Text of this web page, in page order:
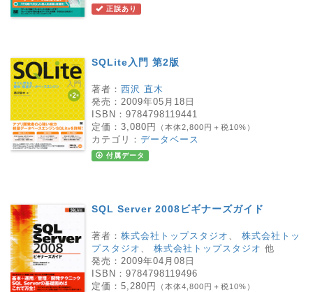
正誤あり
SQLite入門 第2版
著者： 西沢 直木
発売： 2009年05月18日
ISBN： 9784798119441
定価： 3,080円 （本体2,800円＋税10%）
カテゴリ： データベース
付属データ
SQL Server 2008ビギナーズガイド
著者： 株式会社トップスタジオ
株式会社トッ
プスタジオ
株式会社トップスタジオ 他
発売： 2009年04月08日
ISBN： 9784798119496
定価： 5,280円 （本体4,800円＋税10%）